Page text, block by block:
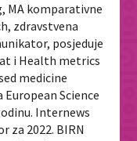
MA komparativne
zdravstvena
posjeduje
i Health metrics
medicine
Science
Internews
za 2022. BIRN